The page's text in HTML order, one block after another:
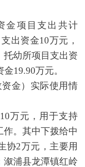
金项目支出共计
出资金10万元，
托幼所项目支出资
19.90万元。
金）实际使用情
0万元， 用于支持
。其中下拨给中
协2万元，主要用
溆浦县龙潭镇红岭